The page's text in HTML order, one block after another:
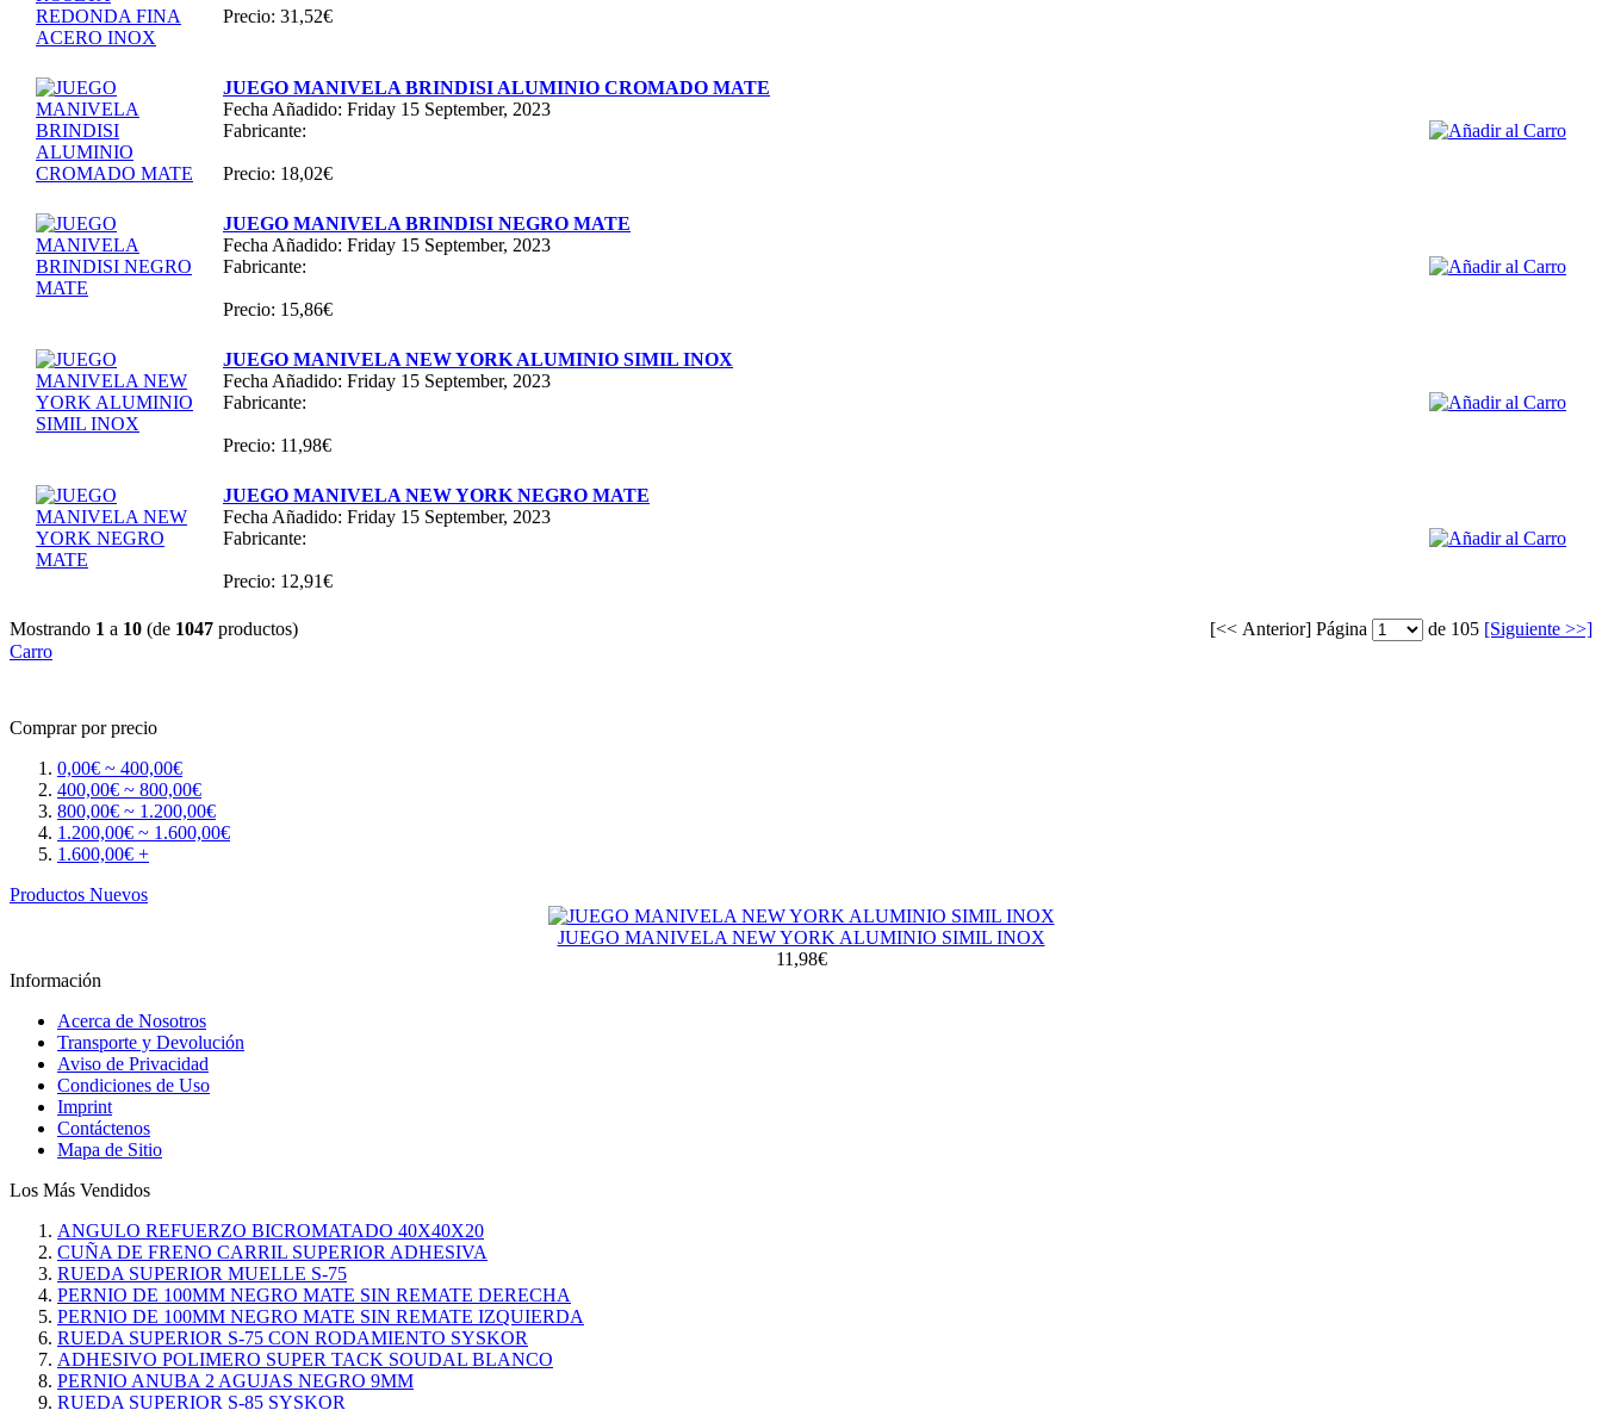
Precio: 31,52€
JUEGO MANIVELA BRINDISI ALUMINIO CROMADO MATE
Fecha Añadido: Friday 15 September, 2023
Fabricante:
Precio: 18,02€
JUEGO MANIVELA BRINDISI NEGRO MATE
Fecha Añadido: Friday 15 September, 2023
Fabricante:
Precio: 15,86€
JUEGO MANIVELA NEW YORK ALUMINIO SIMIL INOX
Fecha Añadido: Friday 15 September, 2023
Fabricante:
Precio: 11,98€
JUEGO MANIVELA NEW YORK NEGRO MATE
Fecha Añadido: Friday 15 September, 2023
Fabricante:
Precio: 12,91€
[<< Anterior] Página de 105 [Siguiente >>]
Mostrando 1 a 10 (de 1047 productos)
Carro
Comprar por precio
0,00€ ~ 400,00€
400,00€ ~ 800,00€
800,00€ ~ 1.200,00€
1.200,00€ ~ 1.600,00€
1.600,00€ +
Productos Nuevos
JUEGO MANIVELA NEW YORK ALUMINIO SIMIL INOX
11,98€
Información
Acerca de Nosotros
Transporte y Devolución
Aviso de Privacidad
Condiciones de Uso
Imprint
Contáctenos
Mapa de Sitio
Los Más Vendidos
ANGULO REFUERZO BICROMATADO 40X40X20
CUÑA DE FRENO CARRIL SUPERIOR ADHESIVA
RUEDA SUPERIOR MUELLE S-75
PERNIO DE 100MM NEGRO MATE SIN REMATE DERECHA
PERNIO DE 100MM NEGRO MATE SIN REMATE IZQUIERDA
RUEDA SUPERIOR S-75 CON RODAMIENTO SYSKOR
ADHESIVO POLIMERO SUPER TACK SOUDAL BLANCO
PERNIO ANUBA 2 AGUJAS NEGRO 9MM
RUEDA SUPERIOR S-85 SYSKOR